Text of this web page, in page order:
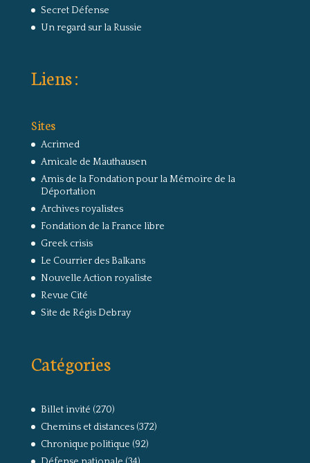
Secret Défense
Un regard sur la Russie
Liens :
Sites
Acrimed
Amicale de Mauthausen
Amis de la Fondation pour la Mémoire de la
Déportation
Archives royalistes
Fondation de la France libre
Greek crisis
Le Courrier des Balkans
Nouvelle Action royaliste
Revue Cité
Site de Régis Debray
Catégories
Billet invité (270)
Chemins et distances(372)
Chronique politique (92)